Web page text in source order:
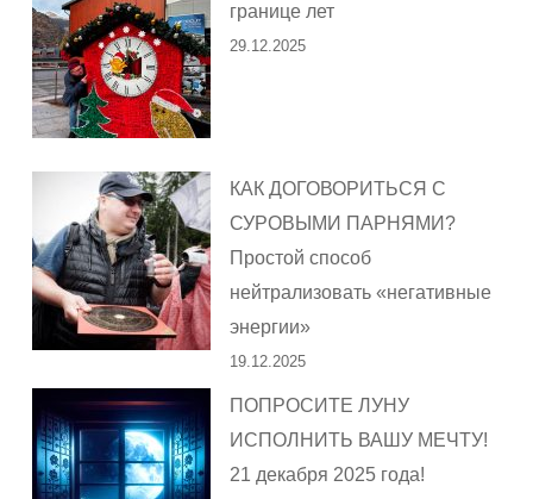
границе лет
29.12.2025
КАК ДОГОВОРИТЬСЯ С
СУРОВЫМИ ПАРНЯМИ?
Простой способ
нейтрализовать «негативные
энергии»
19.12.2025
ПОПРОСИТЕ ЛУНУ
ИСПОЛНИТЬ ВАШУ МЕЧТУ!
21 декабря 2025 года!